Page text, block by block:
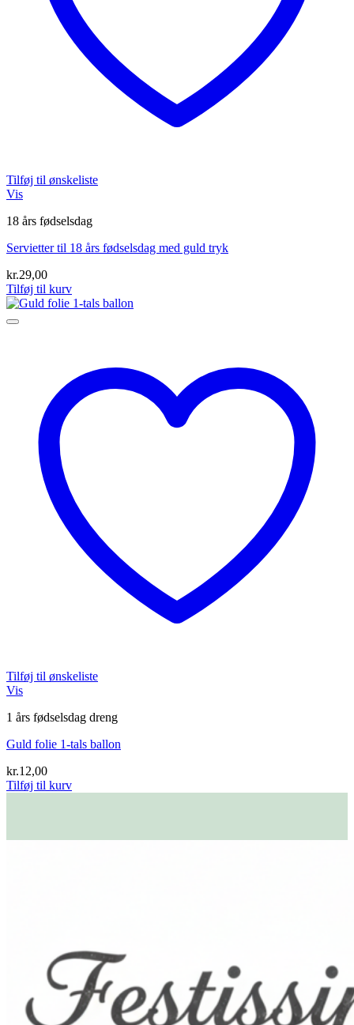
Tilføj til ønskeliste
Vis
18 års fødselsdag
Servietter til 18 års fødselsdag med guld tryk
kr.29,00
Tilføj til kurv
Tilføj til ønskeliste
Vis
1 års fødselsdag dreng
Guld folie 1-tals ballon
kr.12,00
Tilføj til kurv